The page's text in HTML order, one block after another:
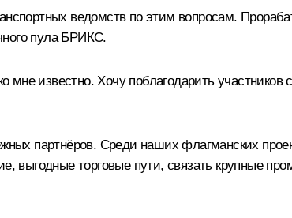
ведомств по этим вопросам.
пула БРИКС.
мне известно. Хочу поблагодарить
партнёров. Среди наших флагманских
выгодные торговые пути, связать крупные